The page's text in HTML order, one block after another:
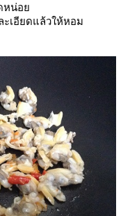
ดหน่อ
เอียดแล้วให้หอม